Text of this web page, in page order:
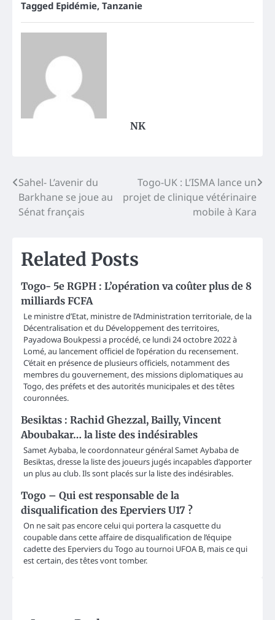
Tagged Epidémie, Tanzanie
NK
Post
navigation
Sahel- L’avenir du
Barkhane se joue au
Sénat français
Togo-UK : L’ISMA lance un
projet de clinique vétérinaire
mobile à Kara
Related Posts
Togo- 5e RGPH : L’opération va coûter plus de 8
milliards FCFA
Le ministre d’Etat, ministre de l’Administration territoriale, de la
Décentralisation et du Développement des territoires,
Payadowa Boukpessi a procédé, ce lundi 24 octobre 2022 à
Lomé, au lancement officiel de l’opération du recensement.
C’était en présence de plusieurs officiels, notamment des
membres du gouvernement, des missions diplomatiques au
Togo, des préfets et des autorités municipales et des têtes
couronnées.
Besiktas : Rachid Ghezzal, Bailly, Vincent
Aboubakar… la liste des indésirables
Samet Aybaba, le coordonnateur général Samet Aybaba de
Besiktas, dresse la liste des joueurs jugés incapables d’apporter
un plus au club. Ils sont placés sur la liste des indésirables.
Togo – Qui est responsable de la
disqualification des Eperviers U17 ?
On ne sait pas encore celui qui portera la casquette du
coupable dans cette affaire de disqualification de l’équipe
cadette des Eperviers du Togo au tournoi UFOA B, mais ce qui
est certain, des têtes vont tomber.